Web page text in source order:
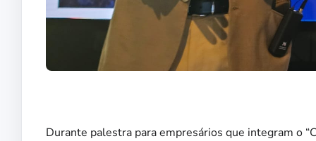
Durante palestra para empresários que integram o